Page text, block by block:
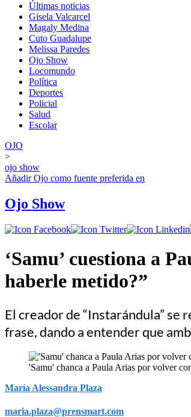
Últimas noticias
Gisela Valcarcel
Magaly Medina
Cuto Guadalupe
Melissa Paredes
Ojo Show
Locomundo
Política
Deportes
Policial
Salud
Escolar
OJO
>
ojo show
AñadirOjo como fuente preferida en
Ojo Show
‘Samu’ cuestiona a
haberle metido?”
El creador de “Instarándula”
frase, dando a entender que
'Samu' chanca a Paula Arias por volver
María Alessandra Plaza
maria.plaza@prensmart.com